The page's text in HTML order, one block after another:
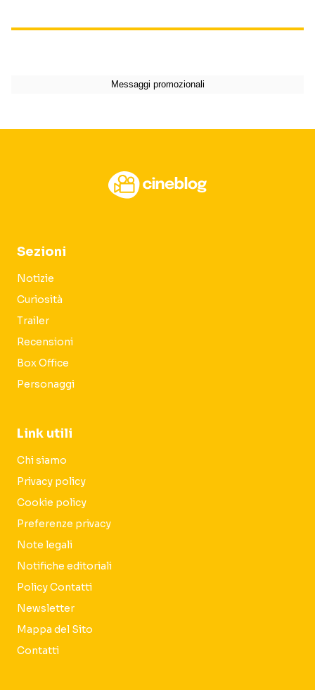
Sezioni
Notizie
Curiosità
Trailer
Recensioni
Box Office
Personaggi
Link utili
Chi siamo
Privacy policy
Cookie policy
Preferenze privacy
Note legali
Notifiche editoriali
Policy Contatti
Newsletter
Mappa del Sito
Contatti